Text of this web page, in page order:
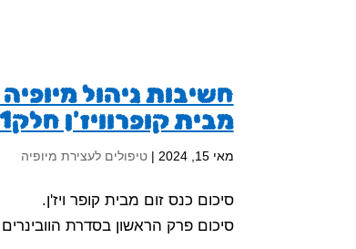
מבית קופרוויז'ן חלק1
מאי 15, 2024 |טיפולים לעצירת מיופיה
סיכום כנס זום מבית קופר ויז'ן.
סיכום פרק הראשון בסדרת